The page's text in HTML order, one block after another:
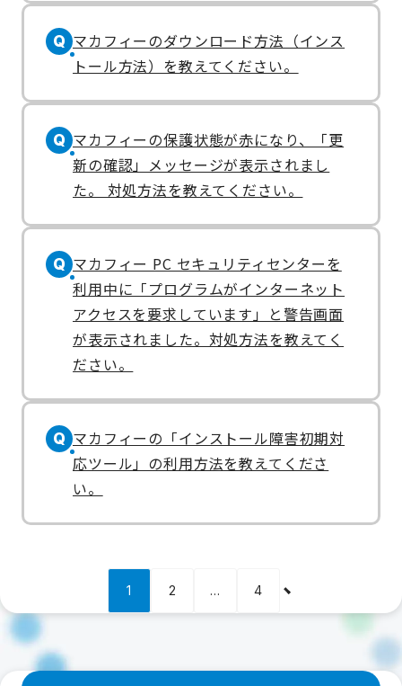
Q マカフィーのダウンロード方法（インス
トール方法）を教えてください。
Q マカフィーの保護状態が赤になり、「更
新の確認」メッセージが表示されまし
た。 対処方法を教えてください。
Q マカフィー PC セキュリティセンターを
利用中に「プログラムがインターネット
アクセスを要求しています」と警告画面
が表示されました。対処方法を教えてく
ださい。
Q マカフィーの「インストール障害初期対
応ツール」の利用方法を教えてくださ
い。
1 2 … 4